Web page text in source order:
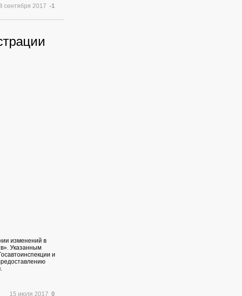
сентября 2017 -1
изменений в
Указанным
и
15 июля 2017 0